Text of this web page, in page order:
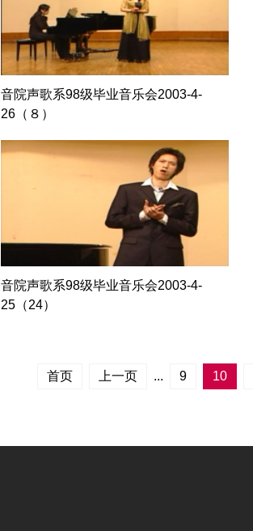
音院声歌系98级毕业音乐会2003-4-
26（８）
音院声歌系98级毕业音乐会2003-4-
25（24）
首页 上一页 ... 9 10